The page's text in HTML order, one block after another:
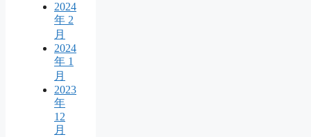
2024
年 2
月
2024
年 1
月
2023
年
12
月